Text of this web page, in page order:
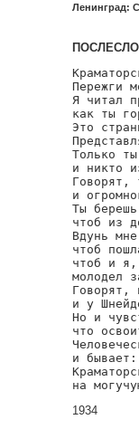
Ленинград:
Пережги
Я читал
как ты
Это
Только
и никто
Говорят,
и
Ты
чтоб из
Вдунь
чтоб
чтоб и я,
молодел
Говорят,
и у
Но и
что
и
на
1934